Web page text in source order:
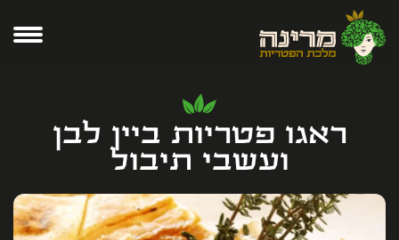
ראגו פטריות ביין לבן
ועשבי תיבול